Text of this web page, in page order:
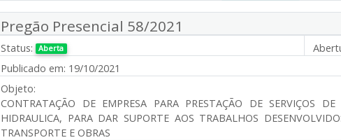
Pregão Presencial 58/2021
Status: Aberta
Publicado em: 19/10/2021
Objeto:
CONTRATAÇÃO DE EMPRESA PARA PRESTAÇÃO DE SERVIÇOS
HIDRAULICA, PARA DAR SUPORTE AOS TRABALHOS
TRANSPORTE E OBRAS